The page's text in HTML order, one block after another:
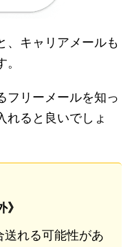
、キャリアメールも
フリーメールを知っ
れると良いでしょ
れる可能性があ